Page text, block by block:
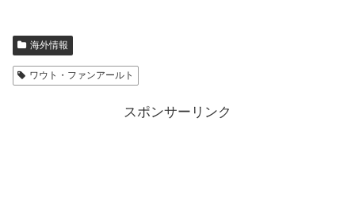
海外情報
ワウト・ファンアールト
スポンサーリンク